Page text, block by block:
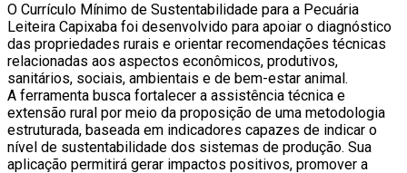
O Currículo Mínimo de Sustentabilidade para a Pecuária
Leiteira Capixaba foi desenvolvido para apoiar o diagnóstico
das propriedades rurais e orientar recomendações técnicas
relacionadas aos aspectos econômicos, produtivos,
sanitários, sociais, ambientais e de bem-estar animal.
A ferramenta busca fortalecer a assistência técnica e
extensão rural por meio da proposição de uma metodologia
estruturada, baseada em indicadores capazes de indicar o
nível de sustentabilidade dos sistemas de produção. Sua
aplicação permitirá gerar impactos positivos, promover a